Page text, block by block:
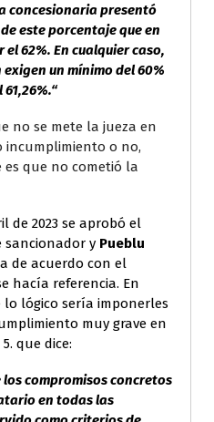
concesionaria presentó
este porcentaje que en
62%. En cualquier caso,
un mínimo del 60%
no se mete la jueza en
incumplimiento o no,
es que no cometió la
de 2023 se aprobó el
sancionador y Pueblu
de acuerdo con el
hacía referencia. En
lógico sería imponerles
muy grave en
que dice:
compromisos concretos
en todas las